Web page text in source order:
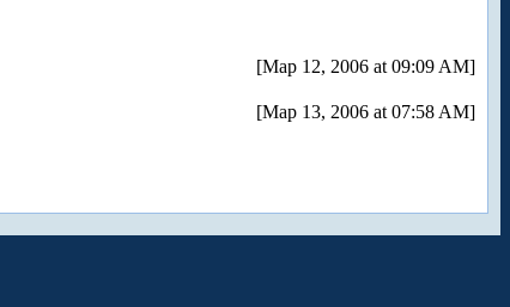
[Мар 12, 2006 at 09:09 AM]
[Мар 13, 2006 at 07:58 AM]